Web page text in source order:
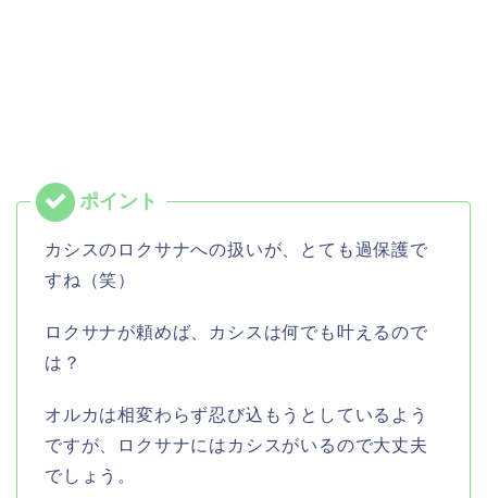
カシスのロクサナへの扱いが、とても過保護で
すね（笑）
ロクサナが頼めば、カシスは何でも叶えるので
は？
オルカは相変わらず忍び込もうとしているよう
ですが、ロクサナにはカシスがいるので大丈夫
でしょう。